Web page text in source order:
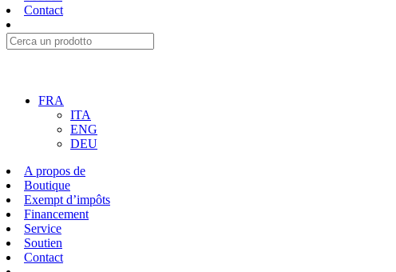
Contact
FRA
ITA
ENG
DEU
A propos de
Boutique
Exempt d’impôts
Financement
Service
Soutien
Contact